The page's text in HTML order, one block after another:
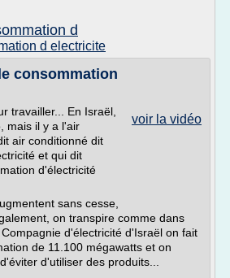
d
d electricite
consommation
voir la vidéo
travailler... En Israël,
mais il y a l'air
air conditionné dit
et qui dit
d'électricité
sans cesse,
on transpire comme dans
d'électricité d'Israël on fait
de 11.100 mégawatts et on
d'utiliser des produits...